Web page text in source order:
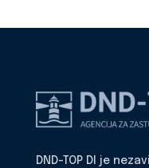
DND-TOP DI je